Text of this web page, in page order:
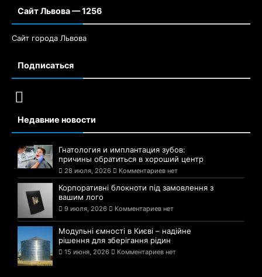
Сайт Львова — 1256
Сайт города Львова
Подписаться
Недавние новости
Гнатология и имплантация зубов:
причины обратиться в хороший центр
28 июля, 2026 Комментариев нет
Корпоративні блокноти під замовлення з
вашим лого
9 июля, 2026 Комментариев нет
Модульні ємності в Києві – надійне
рішення для зберігання рідин
15 июня, 2026 Комментариев нет